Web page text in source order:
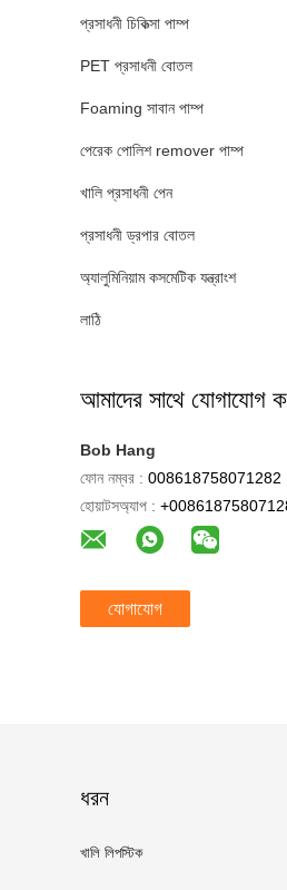
প্রসাধনী চিকিত্সা পাম্প
PET প্রসাধনী বোতল
Foaming সাবান পাম্প
পেরেক পোলিশ remover পাম্প
খালি প্রসাধনী পেন
প্রসাধনী ড্রপার বোতল
অ্যালুমিনিয়াম কসমেটিক যন্ত্রাংশ
লাঠি
আমাদের সাথে যোগাযোগ
Bob Hang
ফোন নম্বর : 008618758071282
হোয়াটসঅ্যাপ :
যোগাযোগ
ধরন
খালি লিপস্টিক